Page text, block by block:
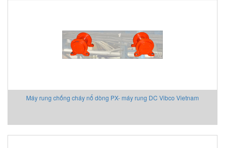
Máy rung chống cháy nổ dòng PX- máy rung DC Vibco Vietnam